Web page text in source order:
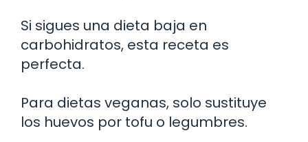
Si sigues una dieta baja en
carbohidratos, esta receta es
perfecta.
Para dietas veganas, solo sustituye
los huevos por tofu o legumbres.